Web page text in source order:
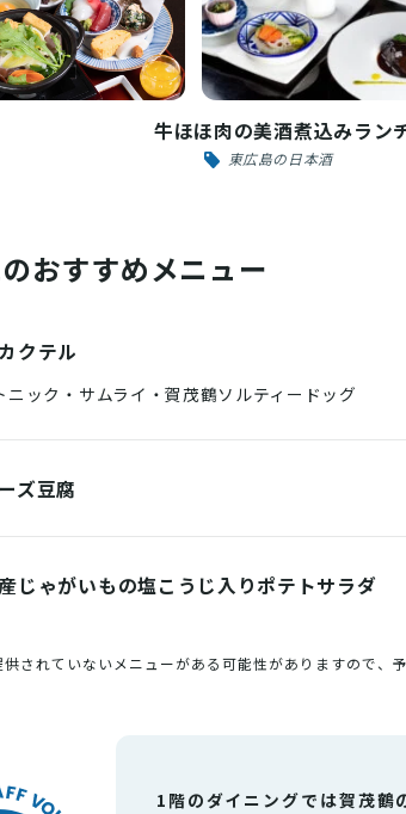
牛ほほ肉の美酒煮込みラン
東広島の日本酒
おすすめメニュー
クテル
ニック・サムライ・賀茂鶴ソルティードッグ
ズ豆腐
じゃがいもの塩こうじ入りポテトサラダ
されていないメニューがある可能性がありますので、
1階のダイニングでは賀茂鶴